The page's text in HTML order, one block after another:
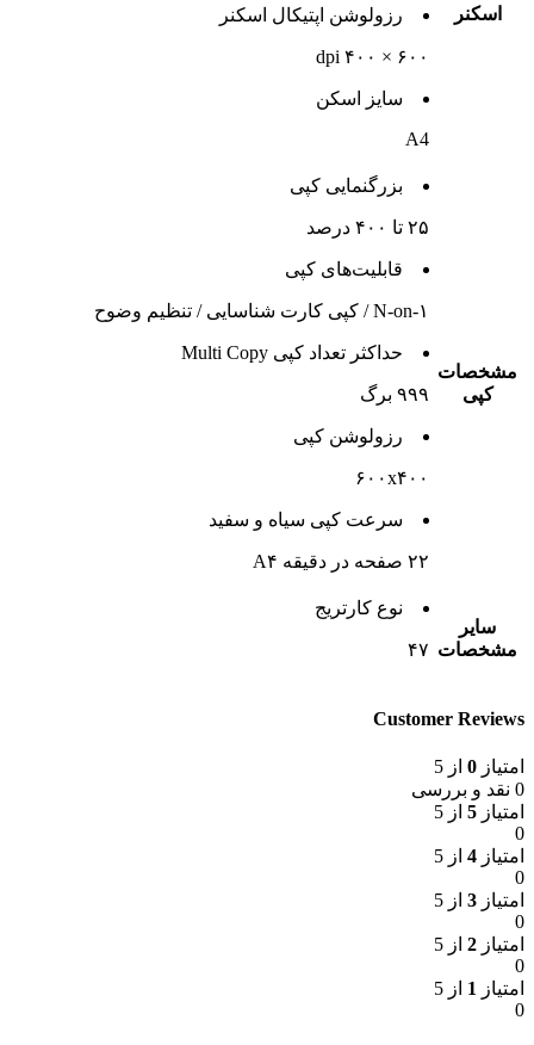
اسکنر
رزولوشن اپتیکال اسکنر
۶۰۰ × ۴۰۰ dpi
سایز اسکن
A4
مشخصات
کپی
بزرگنمایی کپی
۲۵ تا ۴۰۰ درصد
قابلیت‌های کپی
N-on-۱ / کپی کارت شناسایی / تنظیم وضوح
حداکثر تعداد کپی Multi Copy
۹۹۹ برگ
رزولوشن کپی
۶۰۰x۴۰۰
سرعت کپی سیاه و سفید
۲۲ صفحه در دقیقه A۴
سایر
مشخصات
نوع کارتریج
۴۷
Customer Reviews
امتیاز 0 از 5
0 نقد و بررسی
امتیاز 5 از 5
0
امتیاز 4 از 5
0
امتیاز 3 از 5
0
امتیاز 2 از 5
0
امتیاز 1 از 5
0